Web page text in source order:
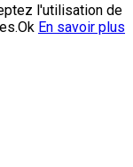
l'utilisation de
Ok En savoir plus